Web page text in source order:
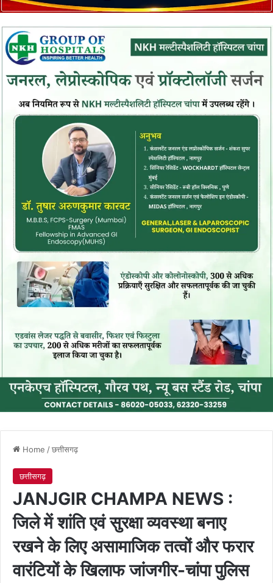
Home /छत्तीसगढ़
छत्तीसगढ़
JANJGIR CHAMPA NEWS :
जिले में शांति एवं सुरक्षा व्यवस्था बनाए
रखने के लिए असामाजिक तत्वों और फरार
वारंटियों के खिलाफ जांजगीर-चांपा पुलिस